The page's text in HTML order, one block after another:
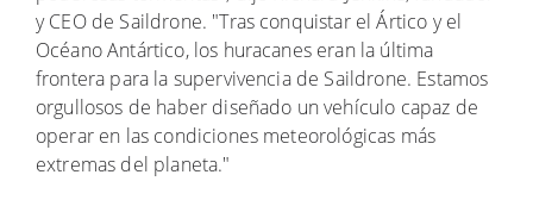
y CEO de Saildrone. "Tras conquistar el Ártico y el
Océano Antártico, los huracanes eran la última
frontera para la supervivencia de Saildrone. Estamos
orgullosos de haber diseñado un vehículo capaz de
operar en las condiciones meteorológicas más
extremas del planeta."